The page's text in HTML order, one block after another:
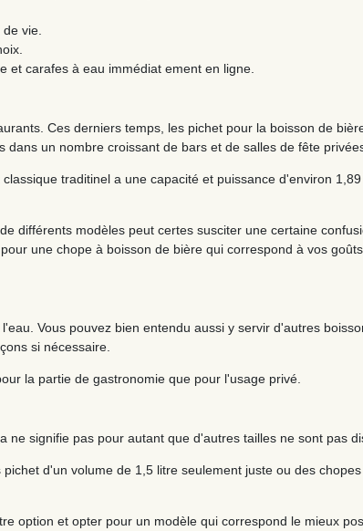
vie.
et carafes à eau immédiat ement en ligne.
Ces derniers temps, les pichet pour la boisson de
un nombre croissant de bars et de salles de fête
traditinel a une capacité et puissance d'environ
différents modèles peut certes susciter une certaine
une chope à boisson de bière qui correspond à vos
Vous pouvez bien entendu aussi y servir d'autres
si nécessaire.
la partie de gastronomie que pour l'usage privé.
signifie pas pour autant que d'autres tailles ne sont pas
d'un volume de 1,5 litre seulement juste ou des
option et opter pour un modèle qui correspond le mieux